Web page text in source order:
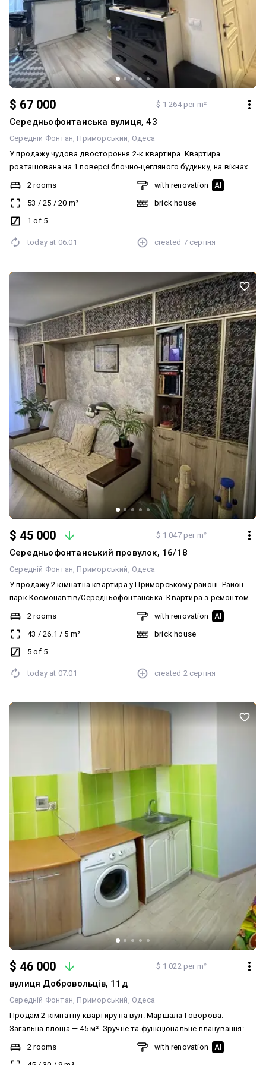
$ 67 000 $ 1 264 per m²
Середньофонтанська вулиця, 43
Середній Фонтан Приморський Одеса
У продажу чудова двостороння 2-к квартира. Квартира
розташована на 1 поверсі блочно-цегляного будинку, на вікнах
ґрати. Спочатку була 3-к, з плануванням «розпашонка».
Простора кухня-вітальня з гарним ремонтом, меблями та
технікою і дві спальні. Техніка: Samsung, Zanussi, Gorenje, Fabiano.
У квартирі газова плита, є кондиціонер, пральна та сушильна
невелика комора в коридорі. Готові розглянути продаж за
Оперативний показ!
2 rooms
53 / 25 / 20 m²
1 of 5
with renovation AI
brick house
today at 06:01 created 7 серпня
$ 45 000 $ 1 047 per m²
Середньофонтанський провулок, 16/18
Середній Фонтан Приморський Одеса
У продажу 2 кімнатна квартира у Приморському районі. Район
парк Космонавтів/Середньофонтанська. Квартира з ремонтом .
Кімнати окремі, є кладовка, багато місць для зберігання речей!
Дуже гарний ремонт! На полу плитка, ламінат, балкон засклений!
Газова плита! Будинок спецпроект, три квартири на поверсі!
Двостороння, усі вікна виходять у затишний двір! Чистий підʼїзд,
супермаркети, парк, зупинки транспорту, гімназія та інше! Гарне
2 rooms
43 / 26.1 / 5 m²
5 of 5
with renovation AI
brick house
today at 07:01 created 2 серпня
$ 46 000 $ 1 022 per m²
вулиця Добровольців, 11д
Середній Фонтан Приморський Одеса
Продам 2-кімнатну квартиру на вул. Маршала Говорова.
Загальна площа — 45 м². Зручне та функціональне планування:
дві окремі кімнати, кухня, санвузол. Квартира світла, тепла та
затишна, у хорошому житловому стані. Виконано косметичний
2 rooms
with renovation AI